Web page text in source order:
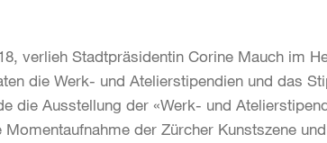
verlieh Stadtpräsidentin Corine Mauch im
die Werk- und Atelierstipendien und das
die Ausstellung der «Werk- und
der Zürcher Kunstszene